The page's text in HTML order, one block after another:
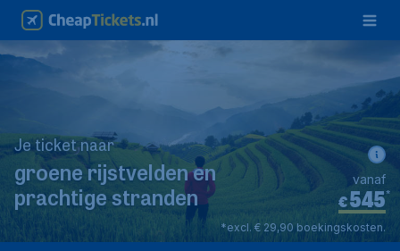
Je ticket naar
groene rijstvelden en
prachtige stranden
€545*
vanaf
*excl. € 29,90 boekingskosten.